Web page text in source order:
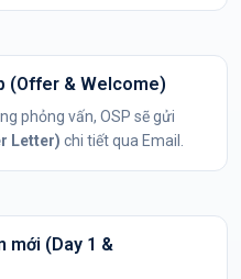
(Offer & Welcome)
phỏng vấn, OSP sẽ gửi
Letter) chi tiết qua Email.
mới (Day 1 &